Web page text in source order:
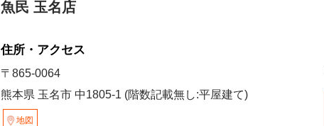
魚民 玉名店
住所・アクセス
〒865-0064
熊本県 玉名市 中1805-1 (階数記載無し:平屋建て)
地図